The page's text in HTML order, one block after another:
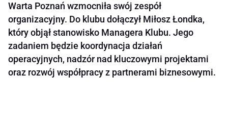
Warta Poznań wzmocniła swój zespół
organizacyjny. Do klubu dołączył Miłosz Łondka,
który objął stanowisko Managera Klubu. Jego
zadaniem będzie koordynacja działań
operacyjnych, nadzór nad kluczowymi projektami
oraz rozwój współpracy z partnerami biznesowymi.